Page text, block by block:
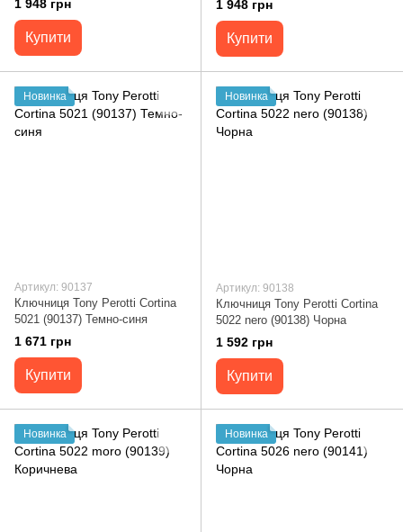
1 948 грн
Купити
1 948 грн
Купити
Новинка
Артикул: 90137
Ключниця Tony Perotti Cortina
5021 (90137) Темно-синя
1 671 грн
Купити
Новинка
Артикул: 90138
Ключниця Tony Perotti Cortina
5022 nero (90138) Чорна
1 592 грн
Купити
Новинка Новинка